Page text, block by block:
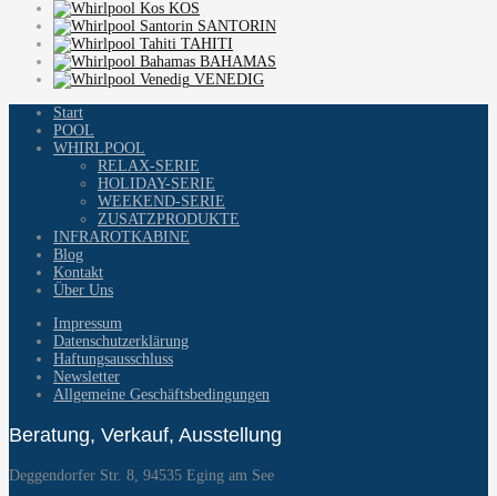
KOS
SANTORIN
TAHITI
BAHAMAS
VENEDIG
Start
POOL
WHIRLPOOL
RELAX-SERIE
HOLIDAY-SERIE
WEEKEND-SERIE
ZUSATZPRODUKTE
INFRAROTKABINE
Blog
Kontakt
Über Uns
Impressum
Datenschutzerklärung
Haftungsausschluss
Newsletter
Allgemeine Geschäftsbedingungen
Beratung, Verkauf, Ausstellung
Deggendorfer Str. 8, 94535 Eging am See